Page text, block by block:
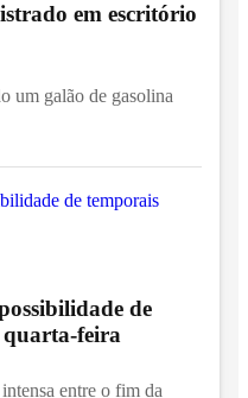
em escritório
um galão de gasolina
de
quarta-feira
entre o fim da